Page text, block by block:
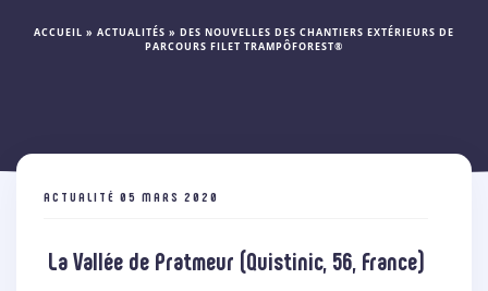
ACCUEIL » ACTUALITÉS » DES NOUVELLES DES CHANTIERS EXTÉRIEURS DE
PARCOURS FILET TRAMPÔFOREST®
ACTUALITÉ 05 MARS 2020
La Vallée de Pratmeur (Quistinic, 56, France)